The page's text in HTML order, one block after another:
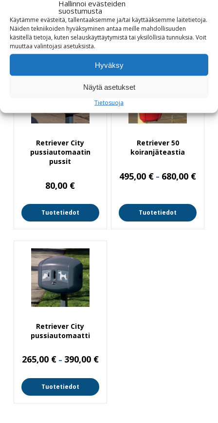
Hallinnoi evästeiden
suostumusta
Käytämme evästeitä, tallentaaksemme ja/tai käyttääksemme laitetietoja.
Näiden tekniikoiden hyväksyminen antaa meille mahdollisuuden
käsitellä tietoja, kuten selauskäyttäytymistä tai yksilöllisiä tunnuksia. Voit
muuttaa valintojasi asetuksista.
Hyväksy
Näytä asetukset
Tietosuoja
Katso myös
Retriever City
pussiautomaatin
pussit
80,00 €
Tuotetiedot
Retriever 50
koiranjäteastia
495,00 € – 680,00 €
Tuotetiedot
Retriever City
pussiautomaatti
265,00 € – 390,00 €Hintaluokka:
265,00 €
Tuotetiedot